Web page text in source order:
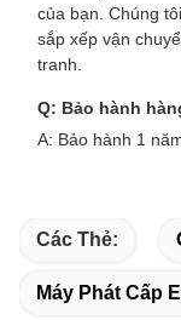
của bạn. Chúng
sắp xếp vận
tranh.
Q: Bảo hành
A: Bảo hành 1
Các Thẻ:
Máy Phát Cấp